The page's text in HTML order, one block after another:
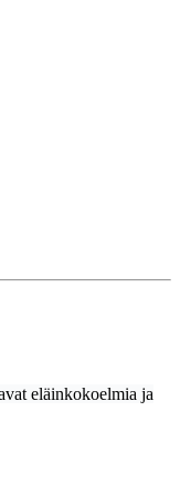
eläinkokoelmia ja